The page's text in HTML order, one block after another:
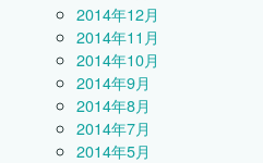
2014年12月
2014年11月
2014年10月
2014年9月
2014年8月
2014年7月
2014年5月